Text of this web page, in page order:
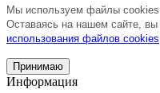
Мы используем файлы
Оставаясь на нашем сайте, вы
использования файлов cookies
Принимаю
Информация